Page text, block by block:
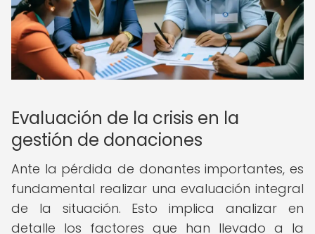
Evaluación de la crisis en la
gestión de donaciones
Ante la pérdida de donantes importantes, es
fundamental realizar una evaluación integral
de la situación. Esto implica analizar en
detalle los factores que han llevado a la